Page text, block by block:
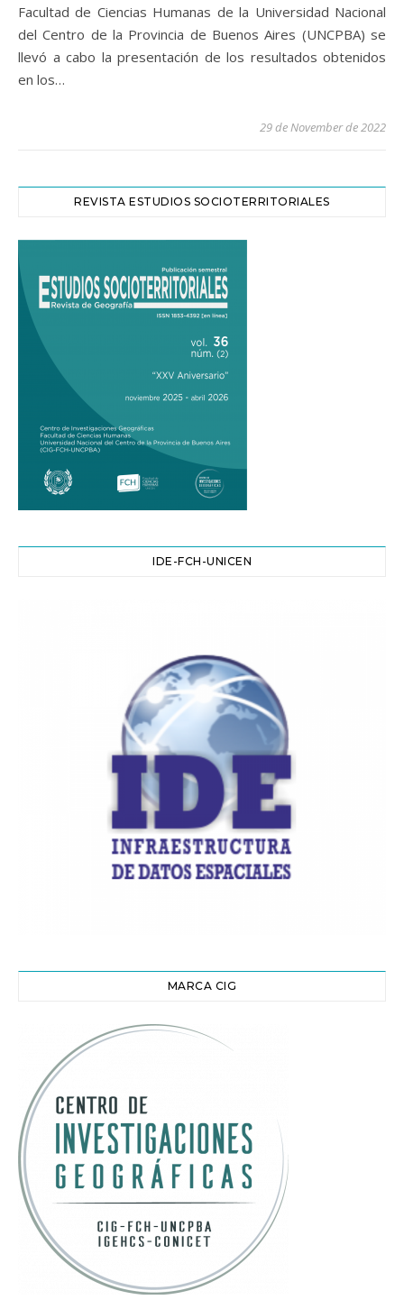
Facultad de Ciencias Humanas de la Universidad Nacional
del Centro de la Provincia de Buenos Aires (UNCPBA) se
llevó a cabo la presentación de los resultados obtenidos
en los…
29 de November de 2022
REVISTA ESTUDIOS SOCIOTERRITORIALES
IDE-FCH-UNICEN
MARCA CIG